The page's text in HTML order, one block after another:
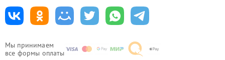
Мы принимаем
все формы оплаты